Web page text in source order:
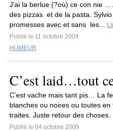
J’ai la berlue (?où) ce con nie
des pizzas et de la pasta.
promesses avec et sans les...
Publié le 11 octobre 2009
HUMEUR
C’est laid…tout
C’est vache mais tant pis… La
blanches ou noires ou toutes
traites. Juste retour des choses.
Publié le 04 octobre 2009